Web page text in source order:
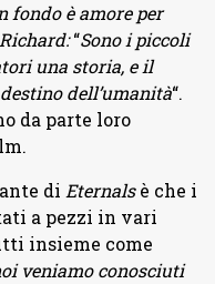
fondo è amore per
“Sono i piccoli
una storia, e il
dell’umanità“.
da parte loro
di Eternalsè che i
a pezzi in vari
insieme come
veniamo conosciuti